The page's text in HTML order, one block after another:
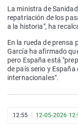
La ministra de
repatriación de los
a la historia", ha
En la rueda de prensa
García ha afirmado
pero España está
de país serio y
internacionales".
12:55 12-05-2026